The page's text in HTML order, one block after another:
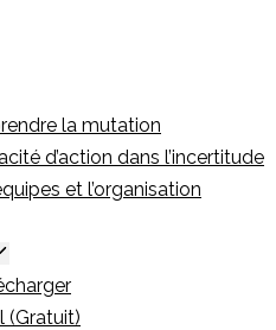
la mutation
d’action dans l’incertitude
et l’organisation
(Gratuit)